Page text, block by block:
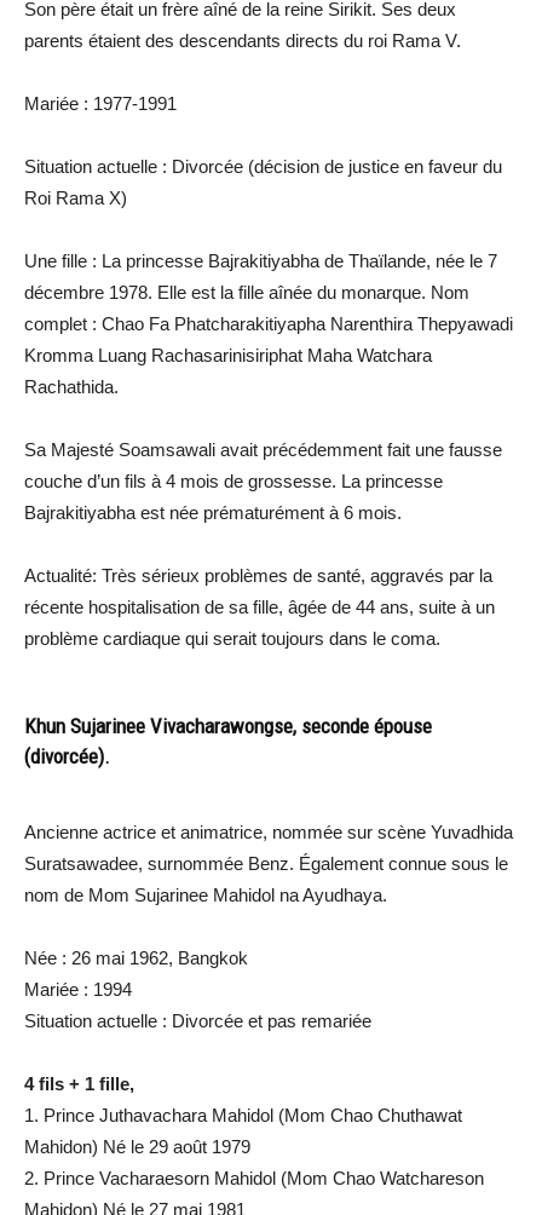
Son père était un frère aîné de la reine Sirikit. Ses deux
parents étaient des descendants directs du roi Rama V.
Mariée : 1977-1991
Situation actuelle : Divorcée (décision de justice en faveur du
Roi Rama X)
Une fille : La princesse Bajrakitiyabha de Thaïlande, née le 7
décembre 1978. Elle est la fille aînée du monarque. Nom
complet : Chao Fa Phatcharakitiyapha Narenthira Thepyawadi
Kromma Luang Rachasarinisiriphat Maha Watchara
Rachathida.
Sa Majesté Soamsawali avait précédemment fait une fausse
couche d’un fils à 4 mois de grossesse. La princesse
Bajrakitiyabha est née prématurément à 6 mois.
Actualité: Très sérieux problèmes de santé, aggravés par la
récente hospitalisation de sa fille, âgée de 44 ans, suite à un
problème cardiaque qui serait toujours dans le coma.
Khun Sujarinee Vivacharawongse, seconde épouse
(divorcée).
Ancienne actrice et animatrice, nommée sur scène Yuvadhida
Suratsawadee, surnommée Benz. Également connue sous le
nom de Mom Sujarinee Mahidol na Ayudhaya.
Née : 26 mai 1962, Bangkok
Mariée : 1994
Situation actuelle : Divorcée et pas remariée
4 fils + 1 fille,
1. Prince Juthavachara Mahidol (Mom Chao Chuthawat
Mahidon) Né le 29 août 1979
2. Prince Vacharaesorn Mahidol (Mom Chao Watchareson
Mahidon) Né le 27 mai 1981